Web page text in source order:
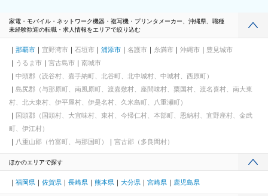
家電・モバイル・ネットワーク機器・複写機・プリンタメーカー、沖縄県、職種
未経験歓迎の転職・求人情報をエリアで絞り込む
那覇市 宜野湾市 石垣市 浦添市 名護市 糸満市 沖縄市
豊見城市
うるま市
宮古島市
南城市
中頭郡（読谷村、嘉手納町、北谷町、北中城村、中城村、西原町）
島尻郡（与那原町、南風原町、渡嘉敷村、座間味村、粟国村、渡名喜村、南大東
村、北大東村、伊平屋村、伊是名村、久米島町、八重瀬町）
国頭郡（国頭村、大宜味村、東村、今帰仁村、本部町、恩納村、宜野座村、金武
町、伊江村）
八重山郡（竹富町、与那国町）
宮古郡（多良間村）
ほかのエリアで探す
福岡県 佐賀県 長崎県 熊本県 大分県 宮崎県 鹿児島県